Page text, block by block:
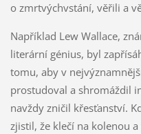
o zmrtvýchvstání, věřili a
Například Lew Wallace,
literární génius, byl
tomu, aby v
prostudoval a shromáždil
navždy zničil křesťanství.
zjistil, že klečí na kolenou a